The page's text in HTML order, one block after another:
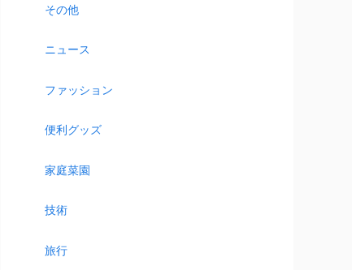
その他
ニュース
ファッション
便利グッズ
家庭菜園
技術
旅行